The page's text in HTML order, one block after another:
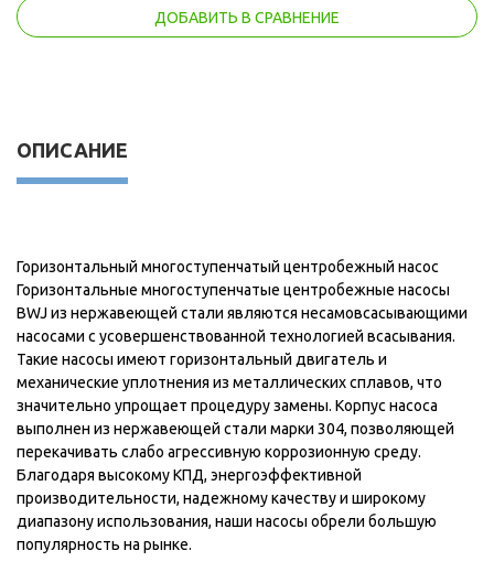
ДОБАВИТЬ В СРАВНЕНИЕ
ОПИСАНИЕ
Горизонтальный многоступенчатый центробежный насос
Горизонтальные многоступенчатые центробежные насосы
BWJ из нержавеющей стали являются несамовсасывающими
насосами с усовершенствованной технологией всасывания.
Такие насосы имеют горизонтальный двигатель и
механические уплотнения из металлических сплавов, что
значительно упрощает процедуру замены. Корпус насоса
выполнен из нержавеющей стали марки 304, позволяющей
перекачивать слабо агрессивную коррозионную среду.
Благодаря высокому КПД, энергоэффективной
производительности, надежному качеству и широкому
диапазону использования, наши насосы обрели большую
популярность на рынке.